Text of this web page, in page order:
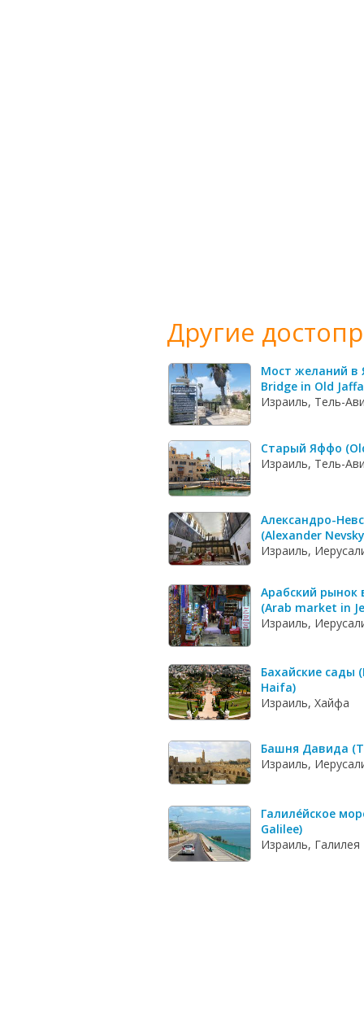
Другие
Мост желаний в
Bridge in Old
Израиль, Тель-
Старый Яффо
Израиль, Тель-
Александро-
(Alexander
Израиль,
Арабский рынок
(Arab market in
Израиль,
Бахайские сады
Haifa)
Израиль, Хайфа
Башня Давида
Израиль,
Галиле́йское
Galilee)
Израиль, Галилея